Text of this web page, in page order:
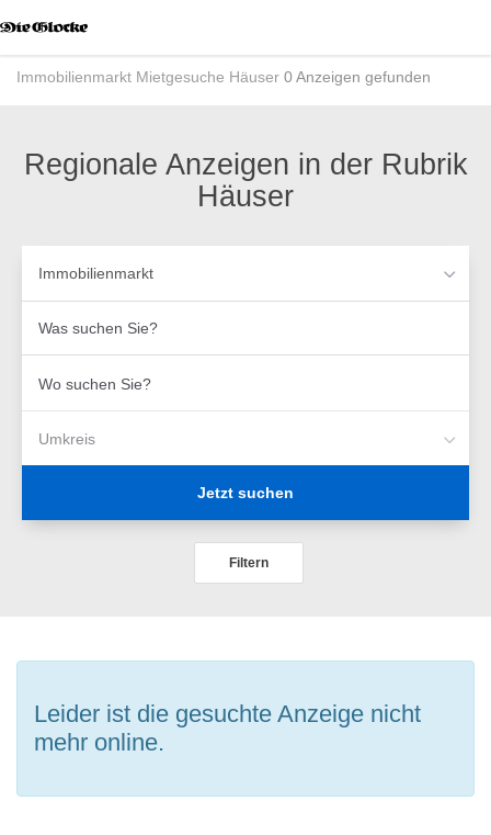
Modus
aktivieren
zur
Inhalt
Immobilienmarkt Mietgesuche Häuser 0 Anzeigen gefunden
Regionale Anzeigen in der Rubrik
Häuser
Immobilienmarkt
suchen
Sie?
suchen
Umkreis
Jetzt suchen
Filtern
Leider ist die gesuchte Anzeige nicht
mehr online.